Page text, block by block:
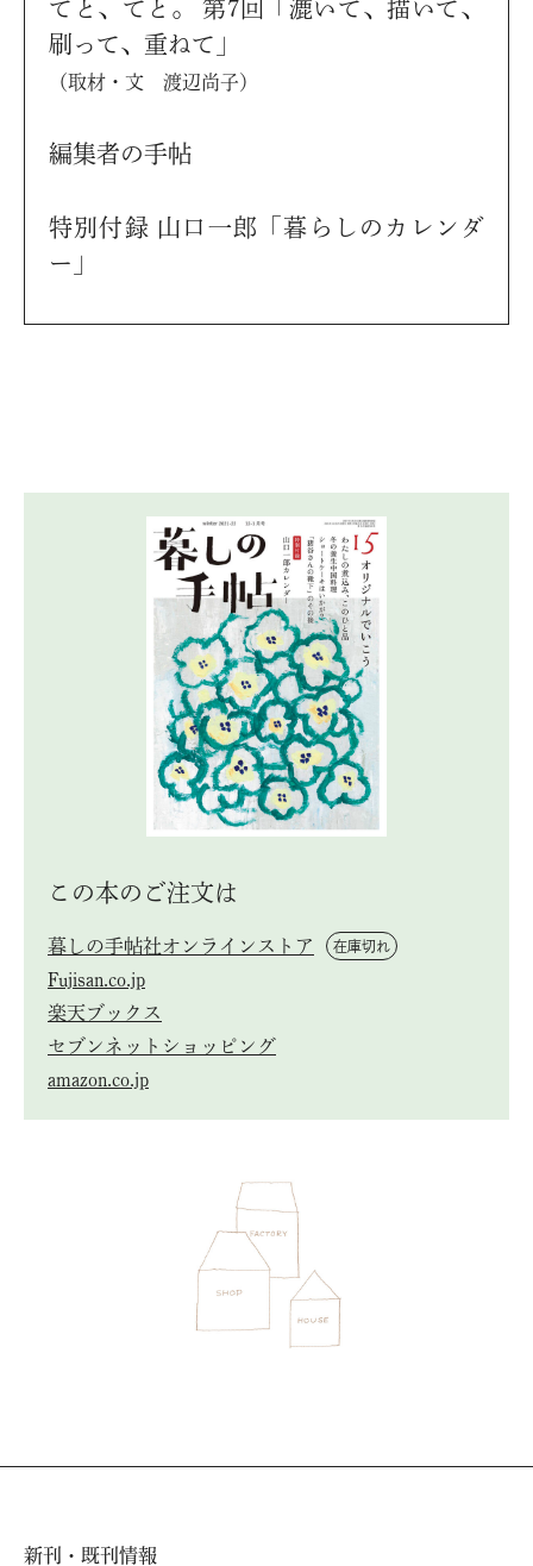
てと、てと。 第7回「漉いて、描いて、
刷って、重ねて」
（取材・文 渡辺尚子）
編集者の手帖
特別付録 山口一郎「暮らしのカレンダ
ー」
この本のご注⽂は
暮しの手帖社オンラインストア 在庫切れ
Fujisan.co.jp
楽天ブックス
セブンネットショッピング
amazon.co.jp
新刊・既刊情報